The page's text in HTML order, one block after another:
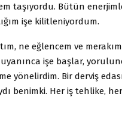
taşıyordu. Bütün
işe kilitleniyordum.
ne eğlencem ve
işe başlar,
yönelirdim. Bir derviş
benimki. Her iş tehlike,